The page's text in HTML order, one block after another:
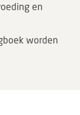
en
worden